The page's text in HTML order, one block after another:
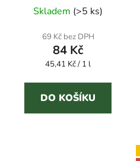
hodnocení
produktu
je
5,0
z
5
hvězdiček.
Skladem (>5 ks)
69 Kč bez DPH
84 Kč
Měrná
45,41 Kč / 1 l
DO KOŠÍKU